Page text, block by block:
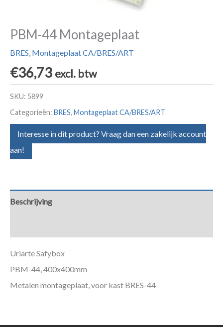
PBM-44 Montageplaat
BRES, Montageplaat CA/BRES/ART
€36,73 excl. btw
SKU: 5899
Categorieën: BRES, Montageplaat CA/BRES/ART
Interesse in dit product? Vraag dan een zakelijk account
aan!
Beschrijving
Uriarte Safybox
PBM-44, 400x400mm
Metalen montageplaat, voor kast BRES-44